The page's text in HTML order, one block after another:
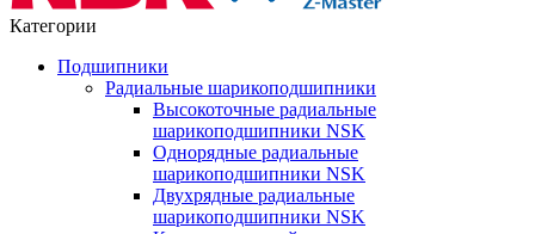
Категории
Подшипники
Радиальные шарикоподшипники
Высокоточные радиальные
шарикоподшипники NSK
Однорядные радиальные
шарикоподшипники NSK
Двухрядные радиальные
шарикоподшипники NSK